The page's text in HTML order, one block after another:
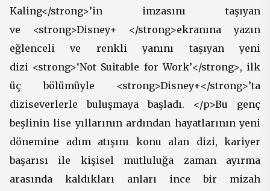
Kaling</strong>’in imzasını taşıyan
ve <strong>Disney+ </strong>ekranına yazın
eğlenceli ve renkli yanını taşıyan yeni
dizi <strong>‘Not Suitable for Work’</strong>, ilk
üç bölümüyle <strong>Disney+</strong>’ta
diziseverlerle buluşmaya başladı. </p>Bu genç
beşlinin lise yıllarının ardından hayatlarının yeni
dönemine adım atışını konu alan dizi, kariyer
başarısı ile kişisel mutluluğa zaman ayırma
arasında kaldıkları anları ince bir mizah